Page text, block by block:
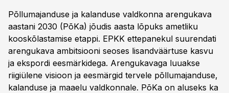
Põllumajanduse ja kalanduse valdkonna arengukava
aastani 2030 (PõKa) jõudis aasta lõpuks ametliku
kooskõlastamise etappi. EPKK ettepanekul suurendati
arengukava ambitsiooni seoses lisandväärtuse kasvu
ja ekspordi eesmärkidega. Arengukavaga luuakse
riigiülene visioon ja eesmärgid tervele põllumajanduse,
kalanduse ja maaelu valdkonnale. PõKa on aluseks ka